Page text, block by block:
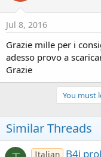
Jul 8, 2016
Grazie mille per i
adesso provo a
Grazie
You must
Similar Threads
Italian B4i